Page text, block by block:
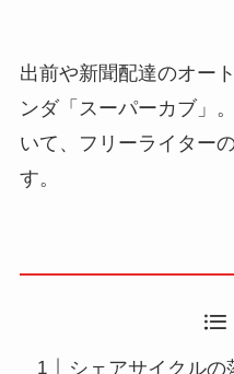
出前や新聞配達のオー
ンダ「スーパーカブ」
いて、フリーライター
す。
シェアサイクルの